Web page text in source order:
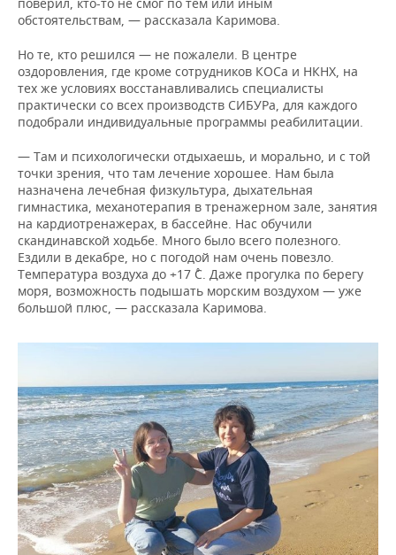
обстоятельствам, — рассказала Каримова.
Но те, кто решился — не пожалели. В центре
оздоровления, где кроме сотрудников КОСа и НКНХ, на
тех же условиях восстанавливались специалисты
практически со всех производств СИБУРа, для каждого
подобрали индивидуальные программы реабилитации.
— Там и психологически отдыхаешь, и морально, и с той
точки зрения, что там лечение хорошее. Нам была
назначена лечебная физкультура, дыхательная
гимнастика, механотерапия в тренажерном зале, занятия
на кардиотренажерах, в бассейне. Нас обучили
скандинавской ходьбе. Много было всего полезного.
Ездили в декабре, но с погодой нам очень повезло.
Температура воздуха до +17 ˚C. Даже прогулка по берегу
моря, возможность подышать морским воздухом — уже
большой плюс, — рассказала Каримова.